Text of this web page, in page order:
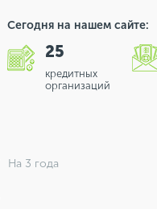
Сегодня на нашем сайте:
25
кредитных
организаций
На 3 года